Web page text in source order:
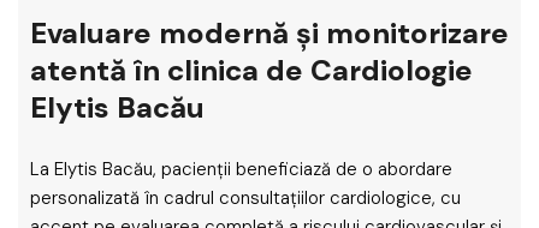
Evaluare modernă și monitorizare
atentă în clinica de Cardiologie
Elytis Bacău
La Elytis Bacău, pacienții beneficiază de o abordare
personalizată în cadrul consultațiilor cardiologice, cu